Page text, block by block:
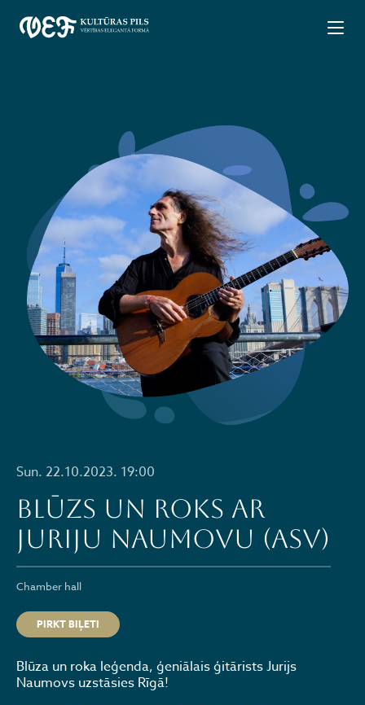
Sun. 22.10.2023. 19:00
Blūzs un roks ar
Juriju Naumovu (ASV)
Chamber hall
PIRKT BIĻETI
Blūza un roka leģenda, ģeniālais ģitārists Jurijs
Naumovs uzstāsies Rīgā!